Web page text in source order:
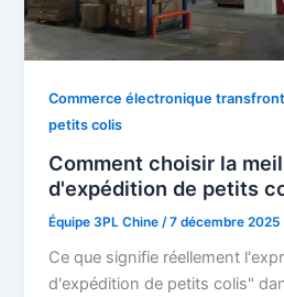
Commerce électronique
petits colis
Comment choisir la
d'expédition de petits
Équipe 3PL Chine /7 décembre 2025
Ce que signifie réellement
d'expédition de petits colis"